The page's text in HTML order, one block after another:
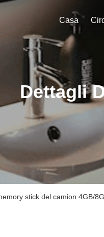
Casa
Dettagli
stick del camion 4GB/